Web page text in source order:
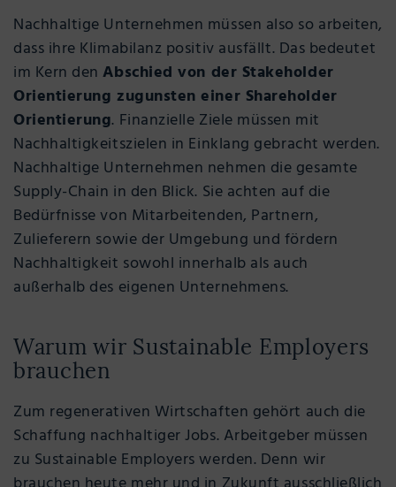
Nachhaltige Unternehmen müssen also so arbeiten,
dass ihre Klimabilanz positiv ausfällt. Das bedeutet
im Kern denAbschied von der Stakeholder
Orientierung zugunsten einer Shareholder
Orientierung. Finanzielle Ziele müssen mit
Nachhaltigkeitszielen in Einklang gebracht werden.
Nachhaltige Unternehmen nehmen die gesamte
Supply-Chain in den Blick. Sie achten auf die
Bedürfnisse von Mitarbeitenden, Partnern,
Zulieferern sowie der Umgebung und fördern
Nachhaltigkeit sowohl innerhalb als auch
außerhalb des eigenen Unternehmens.
Warum wir Sustainable Employers
brauchen
Zum regenerativen Wirtschaften gehört auch die
Schaffung nachhaltiger Jobs. Arbeitgeber müssen
zu Sustainable Employers werden. Denn wir